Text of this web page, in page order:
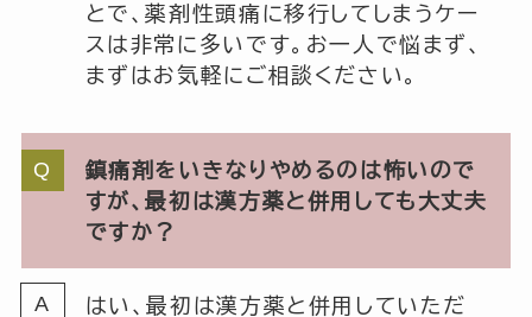
とで、薬剤性頭痛に移行してしまうケー
スは非常に多いです。お一人で悩まず、
まずはお気軽にご相談ください。
鎮痛剤をいきなりやめるのは怖いので
すが、最初は漢方薬と併用しても大丈夫
ですか？
はい、最初は漢方薬と併用していただ